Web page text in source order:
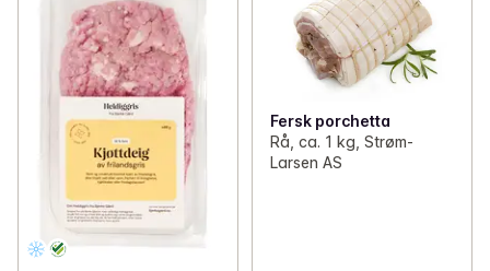
Fersk porchetta
Rå, ca. 1 kg, Strøm-
Larsen AS